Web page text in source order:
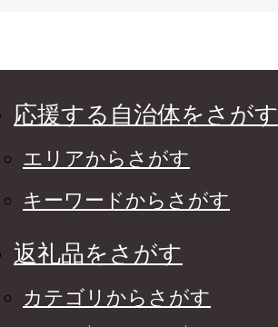
応援する自治体をさがす
エリアからさがす
キーワードからさがす
返礼品をさがす
カテゴリからさがす